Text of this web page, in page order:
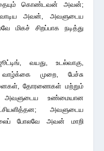
கொண்டவன் அவன்;
அவன், அவளுடைய
சிறப்பாக நடித்து
வயது, உடல்வாகு,
முறை, பேச்சு
தோரணைகள் மற்றும்
அவளுடைய உண்மையான
அவளுடைய
போலவே அவன் மாறி